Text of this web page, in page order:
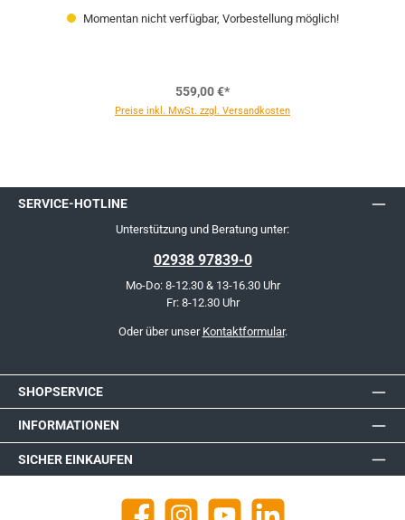
Momentan nicht verfügbar, Vorbestellung möglich!
559,00 €*
Preise inkl. MwSt. zzgl. Versandkosten
SERVICE-HOTLINE
Unterstützung und Beratung unter:
02938 97839-0
Mo-Do: 8-12.30 & 13-16.30 Uhr
Fr: 8-12.30 Uhr
Oder über unser Kontaktformular.
SHOPSERVICE
INFORMATIONEN
SICHER EINKAUFEN